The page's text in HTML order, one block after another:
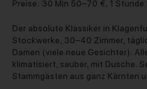
Preise: 30 Min 50–70 €, 1
Der absolute Klassiker in
Stockwerke, 30–40 Zimmer,
Damen (viele neue Gesichter).
klimatisiert, sauber, mit Dusche.
Stammgästen aus ganz Kärnten